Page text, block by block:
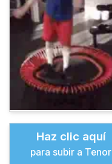
Haz clic aquí
para subir a Tenor